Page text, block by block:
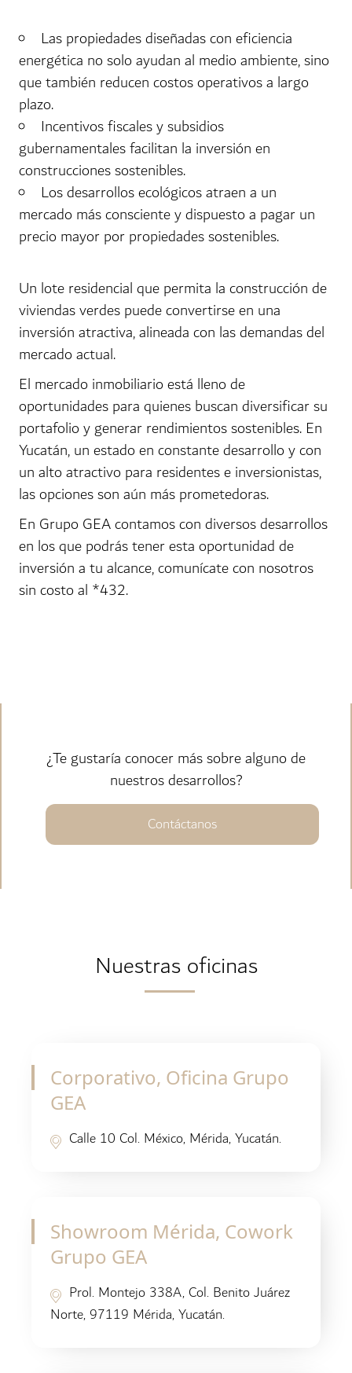
Las propiedades diseñadas con eficiencia
energética no solo ayudan al medio ambiente, sino
que también reducen costos operativos a largo
plazo.
Incentivos fiscales y subsidios
gubernamentales facilitan la inversión en
construcciones sostenibles.
Los desarrollos ecológicos atraen a un
mercado más consciente y dispuesto a pagar un
precio mayor por propiedades sostenibles.
Un lote residencial que permita la construcción de
viviendas verdes puede convertirse en una
inversión atractiva, alineada con las demandas del
mercado actual.
El mercado inmobiliario está lleno de
oportunidades para quienes buscan diversificar su
portafolio y generar rendimientos sostenibles. En
Yucatán, un estado en constante desarrollo y con
un alto atractivo para residentes e inversionistas,
las opciones son aún más prometedoras.
En Grupo GEA contamos con diversos desarrollos
en los que podrás tener esta oportunidad de
inversión a tu alcance, comunícate con nosotros
sin costo al *432.
¿Te gustaría conocer más sobre alguno de
nuestros desarrollos?
Contáctanos
Nuestras oficinas
Corporativo, Oficina Grupo
GEA
Calle 10 Col. México, Mérida, Yucatán.
Showroom Mérida, Cowork
Grupo GEA
Prol. Montejo 338A, Col. Benito Juárez
Norte, 97119 Mérida, Yucatán.